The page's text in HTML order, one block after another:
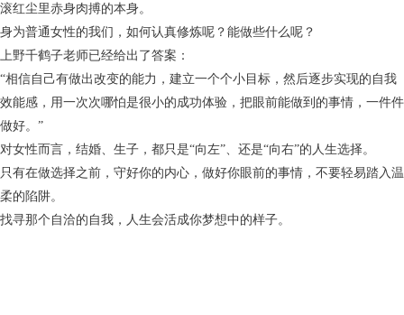
滚红尘里赤身肉搏的本身。
身为普通女性的我们，如何认真修炼呢？能做些什么呢？
上野千鹤子老师已经给出了答案：
“相信自己有做出改变的能力，建立一个个小目标，然后逐步实现的自我
效能感，用一次次哪怕是很小的成功体验，把眼前能做到的事情，一件件
做好。”
对女性而言，结婚、生子，都只是“向左”、还是“向右”的人生选择。
只有在做选择之前，守好你的内心，做好你眼前的事情，不要轻易踏入温
柔的陷阱。
找寻那个自洽的自我，人生会活成你梦想中的样子。